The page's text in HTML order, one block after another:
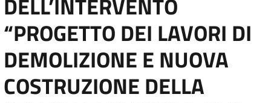
DELL’INTERVENTO
“PROGETTO DEI LAVORI DI
DEMOLIZIONE E NUOVA
COSTRUZIONE DELLA